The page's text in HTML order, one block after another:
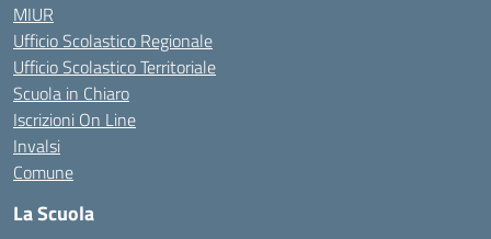
MIUR
Ufficio Scolastico Regionale
Ufficio Scolastico Territoriale
Scuola in Chiaro
Iscrizioni On Line
Invalsi
Comune
La Scuola